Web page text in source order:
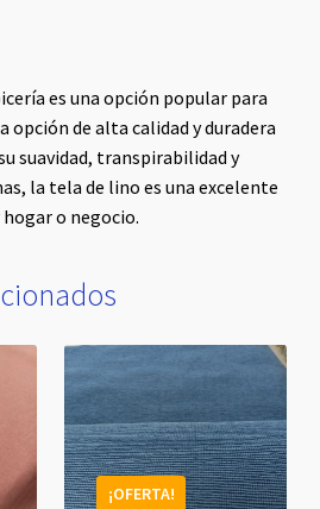
es una opción popular para
opción de alta calidad y duradera
suavidad, transpirabilidad y
la tela de lino es una excelente
o negocio.
¡OFERTA!